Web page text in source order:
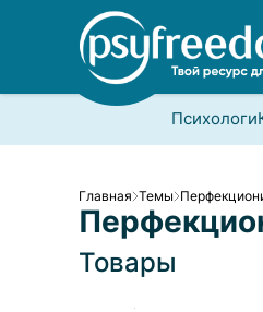
Психологи
Главная Темы
Товары